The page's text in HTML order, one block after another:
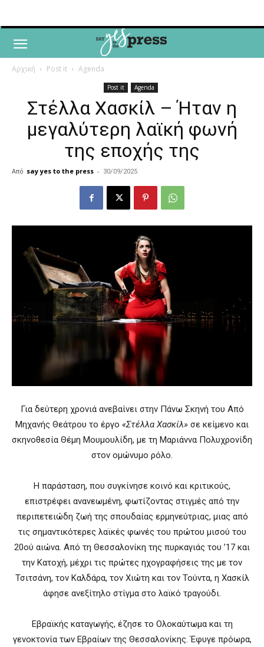
Αρχική Post it Agenda
Post it Agenda
Στέλλα Χασκίλ – Ήταν η
μεγαλύτερη λαϊκή φωνή
της εποχής της
Από say yes to the press - 30/09/2025
Για δεύτερη χρονιά ανεβαίνει στην Πάνω Σκηνή του Από
Μηχανής Θεάτρου το έργο «Στέλλα Χασκίλ» σε κείμενο και
σκηνοθεσία Θέμη Μουμουλίδη, με τη Μαριάννα Πολυχρονίδη
στον ομώνυμο ρόλο.
Η παράσταση, που συγκίνησε κοινό και κριτικούς,
επιστρέφει ανανεωμένη, φωτίζοντας στιγμές από την
περιπετειώδη ζωή της σπουδαίας ερμηνεύτριας, μιας από
τις σημαντικότερες λαϊκές φωνές του πρώτου μισού του
20ού αιώνα. Από τη Θεσσαλονίκη της πυρκαγιάς του ’17 και
την Κατοχή, μέχρι τις πρώτες ηχογραφήσεις της με τον
Τσιτσάνη, τον Καλδάρα, τον Χιώτη και τον Τούντα, η Χασκίλ
άφησε ανεξίτηλο στίγμα στο λαϊκό τραγούδι.
Εβραϊκής καταγωγής, έζησε το Ολοκαύτωμα και τη
γενοκτονία των Εβραίων της Θεσσαλονίκης. Έφυγε πρόωρα,